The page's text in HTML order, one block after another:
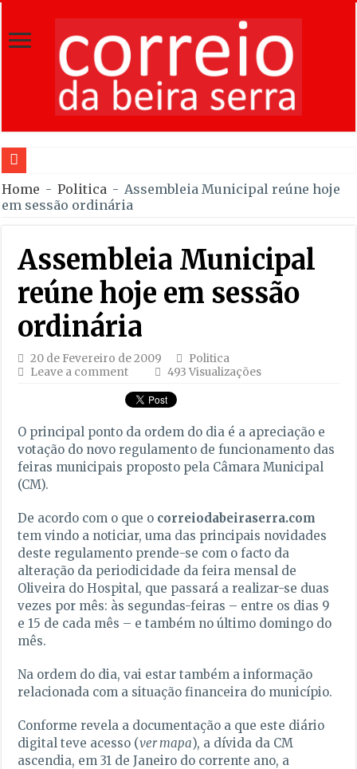
Home - Politica - Assembleia Municipal reúne hoje
em sessão ordinária
Assembleia Municipal
reúne hoje em sessão
ordinária
20 de Fevereiro de 2009
Politica
Leave a comment
493 Visualizações
O principal ponto da ordem do dia é a apreciação e
votação do novo regulamento de funcionamento das
feiras municipais proposto pela Câmara Municipal
(CM).
De acordo com o que o correiodabeiraserra.com
tem vindo a noticiar, uma das principais novidades
deste regulamento prende-se com o facto da
alteração da periodicidade da feira mensal de
Oliveira do Hospital, que passará a realizar-se duas
vezes por mês: às segundas-feiras – entre os dias 9
e 15 de cada mês – e também no último domingo do
mês.
Na ordem do dia, vai estar também a informação
relacionada com a situação financeira do município.
Conforme revela a documentação a que este diário
digital teve acesso (ver mapa), a dívida da CM
ascendia, em 31 de Janeiro do corrente ano, a